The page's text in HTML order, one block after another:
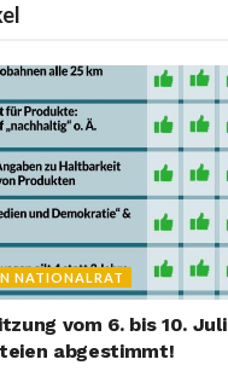
NATIONALRAT
vom 6. bis 10.
abgestimmt!